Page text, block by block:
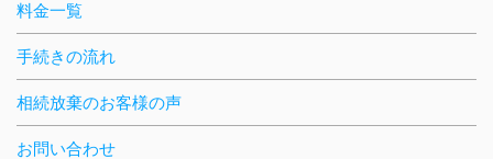
料金一覧
手続きの流れ
相続放棄のお客様の声
お問い合わせ